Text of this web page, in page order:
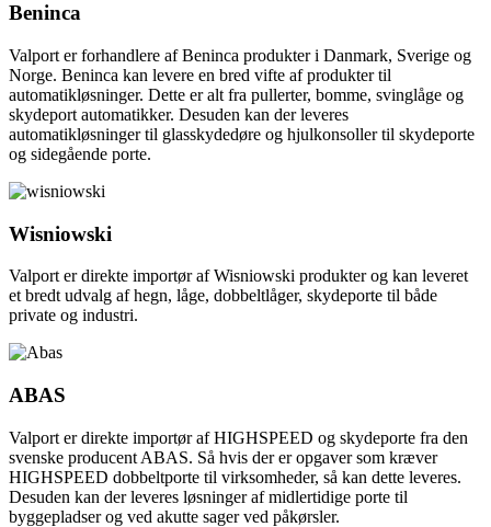
Beninca
Valport er forhandlere af Beninca produkter i Danmark, Sverige og
Norge. Beninca kan levere en bred vifte af produkter til
automatikløsninger. Dette er alt fra pullerter, bomme, svinglåge og
skydeport automatikker. Desuden kan der leveres
automatikløsninger til glasskydedøre og hjulkonsoller til skydeporte
og sidegående porte.
Wisniowski
Valport er direkte importør af Wisniowski produkter og kan leveret
et bredt udvalg af hegn, låge, dobbeltlåger, skydeporte til både
private og industri.
ABAS
Valport er direkte importør af HIGHSPEED og skydeporte fra den
svenske producent ABAS. Så hvis der er opgaver som kræver
HIGHSPEED dobbeltporte til virksomheder, så kan dette leveres.
Desuden kan der leveres løsninger af midlertidige porte til
byggepladser og ved akutte sager ved påkørsler.